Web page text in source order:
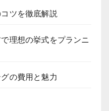
ツを徹底解説
理想の挙式をプランニ
の費用と魅力